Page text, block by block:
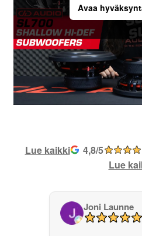
Avaa
Lue kaikki 4,8/5
Lue
Joni Launne